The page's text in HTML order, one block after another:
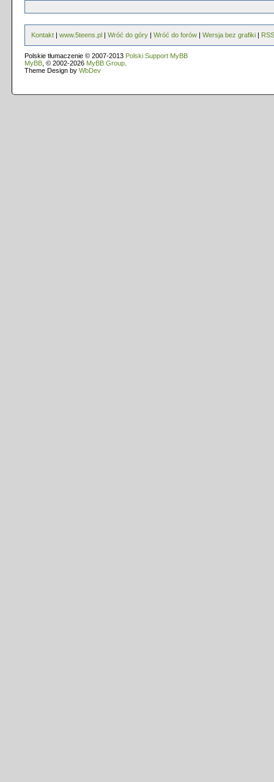
Kontakt | www.5teens.pl | Wróć do góry | Wróć do forów | Wersja bez grafiki | RSS
Polskie tłumaczenie © 2007-2013 Polski Support MyBB
MyBB , © 2002-2026 MyBB Group
Theme Design by WbDev